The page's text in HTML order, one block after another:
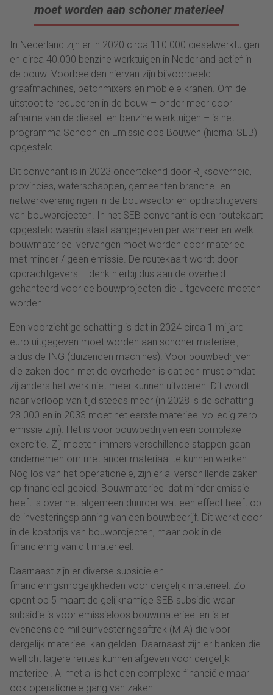
moet worden aan schoner materieel
In Nederland zijn er in 2020 circa 110.000 dieselwerktuigen
en circa 40.000 benzine werktuigen in Nederland actief in
de bouw. Voorbeelden hiervan zijn bijvoorbeeld
graafmachines, betonmixers en mobiele kranen. Om de
uitstoot te reduceren in de bouw – onder meer door
afname van de diesel- en benzine werktuigen – is het
programma Schoon en Emissieloos Bouwen (hierna: SEB)
opgesteld.
Dit convenant is in 2023 ondertekend door Rijksoverheid,
provincies, waterschappen, gemeenten branche- en
netwerkverenigingen in de bouwsector en opdrachtgevers
van bouwprojecten. In het SEB convenant is een routekaart
opgesteld waarin staat aangegeven per wanneer en welk
bouwmaterieel vervangen moet worden door materieel
met minder / geen emissie. De routekaart wordt door
opdrachtgevers – denk hierbij dus aan de overheid –
gehanteerd voor de bouwprojecten die uitgevoerd moeten
worden.
Een voorzichtige schatting is dat in 2024 circa 1 miljard
euro uitgegeven moet worden aan schoner materieel,
aldus de ING (duizenden machines). Voor bouwbedrijven
die zaken doen met de overheden is dat een must omdat
zij anders het werk niet meer kunnen uitvoeren. Dit wordt
naar verloop van tijd steeds meer (in 2028 is de schatting
28.000 en in 2033 moet het eerste materieel volledig zero
emissie zijn). Het is voor bouwbedrijven een complexe
exercitie. Zij moeten immers verschillende stappen gaan
ondernemen om met ander materiaal te kunnen werken.
Nog los van het operationele, zijn er al verschillende zaken
op financieel gebied. Bouwmaterieel dat minder emissie
heeft is over het algemeen duurder wat een effect heeft op
de investeringsplanning van een bouwbedrijf. Dit werkt door
in de kostprijs van bouwprojecten, maar ook in de
financiering van dit materieel.
Daarnaast zijn er diverse subsidie en
financieringsmogelijkheden voor dergelijk materieel. Zo
opent op 5 maart de gelijknamige SEB subsidie waar
subsidie is voor emissieloos bouwmaterieel en is er
eveneens de milieuinvesteringsaftrek (MIA) die voor
dergelijk materieel kan gelden. Daarnaast zijn er banken die
wellicht lagere rentes kunnen afgeven voor dergelijk
materieel. Al met al is het een complexe financiële maar
ook operationele gang van zaken.